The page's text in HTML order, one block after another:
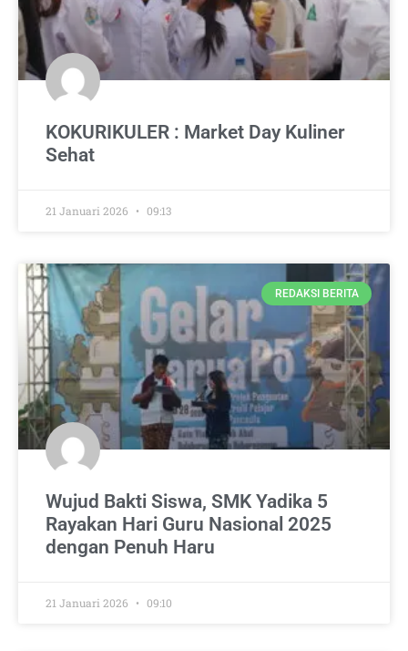
KOKURIKULER : Market Day Kuliner
Sehat
21 Januari 2026 09:13
REDAKSI BERITA
Wujud Bakti Siswa, SMK Yadika 5
Rayakan Hari Guru Nasional 2025
dengan Penuh Haru
21 Januari 2026 09:10